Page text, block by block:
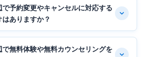
予約変更やキャンセルに対応する
ありますか？
で無料体験や無料カウンセリングを